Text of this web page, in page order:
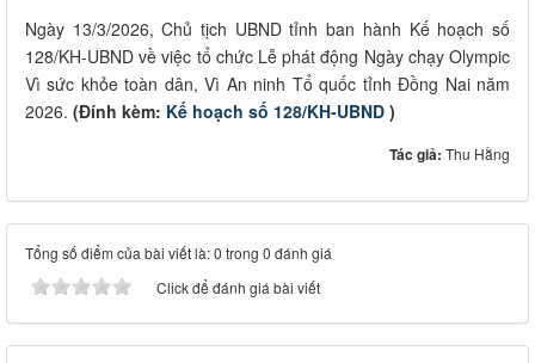
Ngày 13/3/2026, Chủ tịch UBND tỉnh ban hành Kế hoạch số
128/KH-UBND về việc tổ chức Lễ phát động Ngày chạy Olympic
Vì sức khỏe toàn dân, Vì An ninh Tổ quốc tỉnh Đồng Nai năm
2026. (Đính kèm: Kế hoạch số 128/KH-UBND )
Tác giả: Thu Hằng
Tổng số điểm của bài viết là: 0 trong 0 đánh giá
Click để đánh giá bài viết